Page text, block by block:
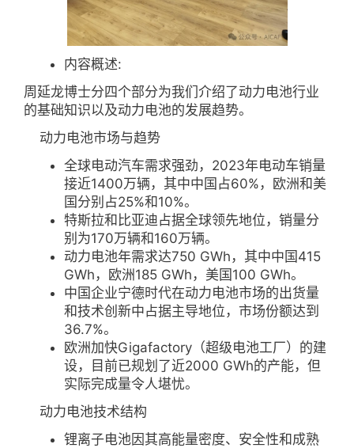
内容概述:
周延龙博士分四个部分为我们介绍了动力电池行业
的基础知识以及动力电池的发展趋势。
动力电池市场与趋势
全球电动汽车需求强劲，2023年电动车销量
接近1400万辆，其中中国占60%，欧洲和美
国分别占25%和10%。
特斯拉和比亚迪占据全球领先地位，销量分
别为170万辆和160万辆。
动力电池年需求达750 GWh，其中中国415
GWh，欧洲185 GWh，美国100 GWh。
中国企业宁德时代在动力电池市场的出货量
和技术创新中占据主导地位，市场份额达到
36.7%。
欧洲加快Gigafactory（超级电池工厂）的建
设，目前已规划了近2000 GWh的产能，但
实际完成量令人堪忧。
动力电池技术结构
锂离子电池因其高能量密度、安全性和成熟